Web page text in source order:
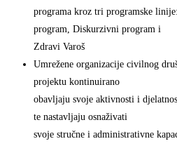
programa kroz tri programske
program, Diskurzivni program i
Zdravi Varoš
Umrežene organizacije civilnog
projektu kontinuirano
obavljaju svoje aktivnosti i
te nastavljaju osnaživati
svoje stručne i administrativne